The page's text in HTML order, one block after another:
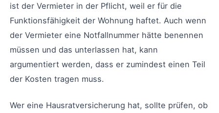
ist der Vermieter in der Pflicht, weil er für die
Funktionsfähigkeit der Wohnung haftet. Auch wenn
der Vermieter eine Notfallnummer hätte benennen
müssen und das unterlassen hat, kann
argumentiert werden, dass er zumindest einen Teil
der Kosten tragen muss.
Wer eine Hausratversicherung hat, sollte prüfen, ob